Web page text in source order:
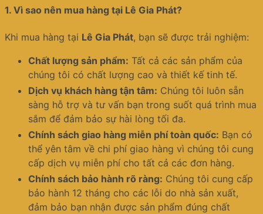
1. Vì sao nên mua hàng tại Lê Gia Phát?
Khi mua hàng tại Lê Gia Phát, bạn sẽ được trải nghiệm:
Chất lượng sản phẩm: Tất cả các sản phẩm của
chúng tôi có chất lượng cao và thiết kế tinh tế.
Dịch vụ khách hàng tận tâm: Chúng tôi luôn sẵn
sàng hỗ trợ và tư vấn bạn trong suốt quá trình mua
sắm để đảm bảo sự hài lòng tối đa.
Chính sách giao hàng miễn phí toàn quốc: Bạn có
thể yên tâm về chi phí giao hàng vì chúng tôi cung
cấp dịch vụ miễn phí cho tất cả các đơn hàng.
Chính sách bảo hành rõ ràng: Chúng tôi cung cấp
bảo hành 12 tháng cho các lỗi do nhà sản xuất,
đảm bảo bạn nhận được sản phẩm đúng chất